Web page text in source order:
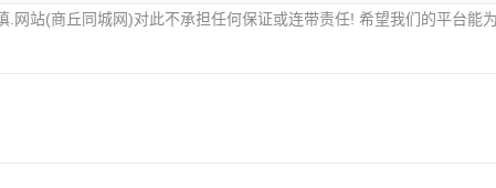
.网站(商丘同城网)对此不承担任何保证或连带责任! 希望我们的平台能